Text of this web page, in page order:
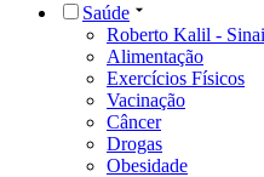
Saúde
Roberto Kalil -
Alimentação
Exercícios Físicos
Vacinação
Câncer
Drogas
Obesidade